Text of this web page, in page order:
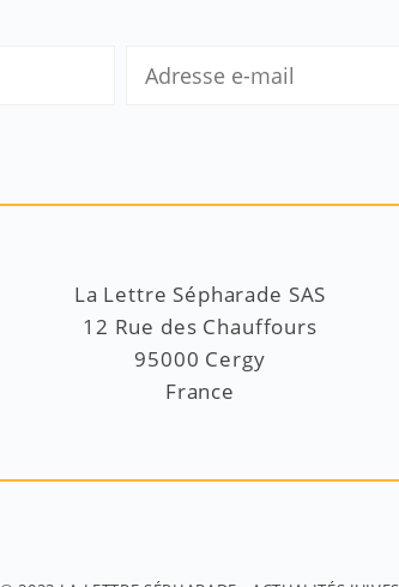
La Lettre Sépharade SAS
12 Rue des Chauffours
95000 Cergy
France